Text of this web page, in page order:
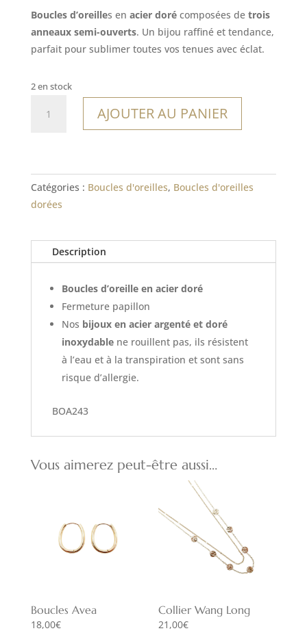
Boucles d’oreilles en acier dorécomposées de trois
anneaux semi-ouverts. Un bijou raffiné et tendance,
parfait pour sublimer toutes vos tenues avec éclat.
2 en stock
AJOUTER AU PANIER
Catégories : Boucles d'oreilles, Boucles d'oreilles
dorées
Description
Boucles d’oreille en acier doré
Fermeture papillon
Nos bijoux en acier argenté et doré
inoxydablene rouillent pas, ils résistent
à l’eau et à la transpiration et sont sans
risque d’allergie.
BOA243
Vous aimerez peut-être aussi…
Boucles Avea
18,00€
Collier Wang Long
21,00€